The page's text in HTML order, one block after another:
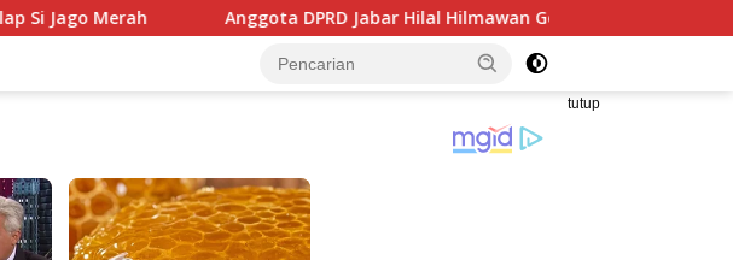
Anggota DPRD Jabar Hilal Hilmawan Gelar Tantangan Kreatif Eceng Gondok Waduk
tutup